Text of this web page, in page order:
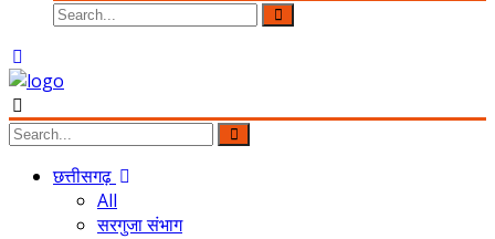
छत्तीसगढ़
All
सरगुजा संभाग